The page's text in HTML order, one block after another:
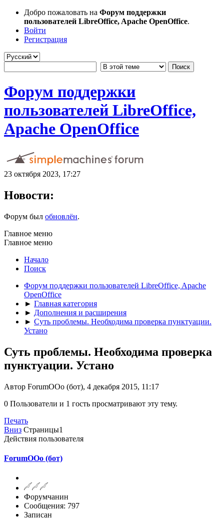
Добро пожаловать на Форум поддержки
пользователей LibreOffice, Apache OpenOffice.
Войти
Регистрация
Форум поддержки
пользователей LibreOffice,
Apache OpenOffice
23 октября 2023, 17:27
Новости:
Форум был обновлён.
Главное меню
Главное меню
Начало
Поиск
Форум поддержки пользователей LibreOffice, Apache
OpenOffice
► Главная категория
► Дополнения и расширения
► Суть проблемы. Необходима проверка пунктуации.
Устано
Суть проблемы. Необходима проверка
пунктуации. Устано
Автор ForumOOo (бот), 4 декабря 2015, 11:17
0 Пользователи и 1 гость просматривают эту тему.
Печать
Вниз Страницы1
Действия пользователя
ForumOOo (бот)
Форумчанин
Сообщения: 797
Записан